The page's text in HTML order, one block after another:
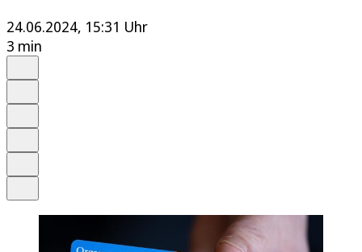
24.06.2024, 15:31 Uhr
3 min